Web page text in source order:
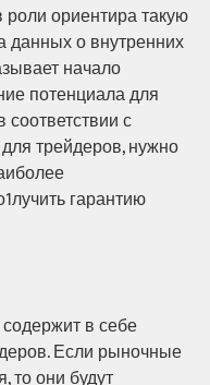
роли ориентира такую
данных о внутренних
начало
потенциала для
соответствии с
трейдеров, нужно
гарантию
в себе
Если рыночные
то они будут